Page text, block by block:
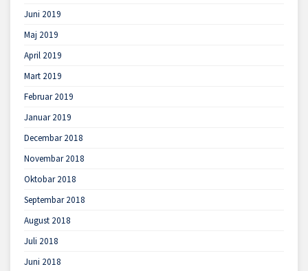
Juni 2019
Maj 2019
April 2019
Mart 2019
Februar 2019
Januar 2019
Decembar 2018
Novembar 2018
Oktobar 2018
Septembar 2018
August 2018
Juli 2018
Juni 2018